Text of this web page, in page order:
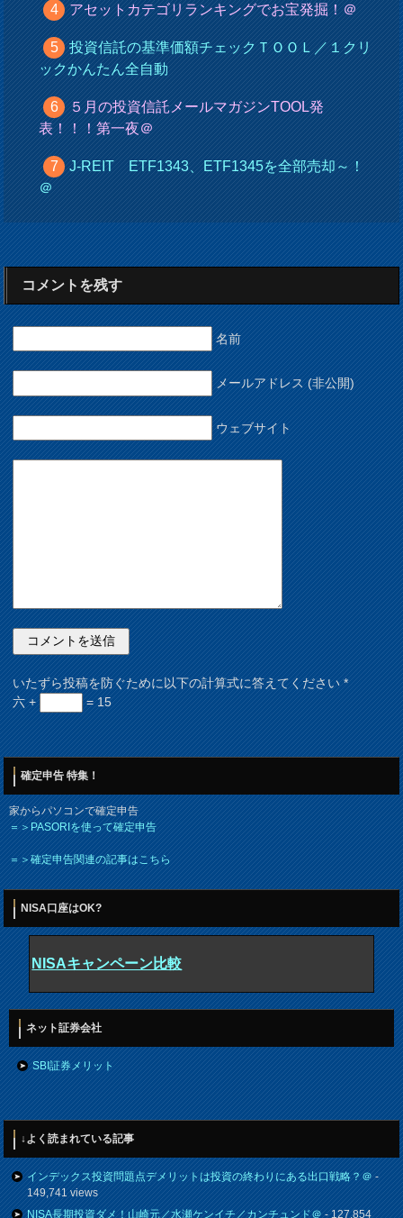
アセットカテゴリランキングでお宝発掘！＠
投資信託の基準価額チェックＴＯＯＬ／１クリ
ックかんたん全自動
５月の投資信託メールマガジンTOOL発
表！！！第一夜＠
J-REIT ETF1343、ETF1345を全部売却～！
＠
コメントを残す
名前
メールアドレス (非公開)
ウェブサイト
いたずら投稿を防ぐために以下の計算式に答えてください*
六 +
= 15
確定申告 特集！
家からパソコンで確定申告
＝＞PASORIを使って確定申告
＝＞確定申告関連の記事はこちら
NISA口座はOK?
NISAキャンペーン比較
ネット証券会社
SBI証券メリット
↓よく読まれている記事
インデックス投資問題点デメリットは投資の終わりにある出口戦略？＠-
149,741 views
NISA長期投資ダメ！山崎元／水瀬ケンイチ／カンチュンド＠- 127,854